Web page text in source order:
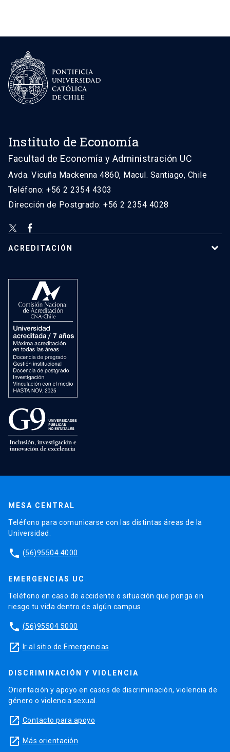
Instituto de Economía
Facultad de Economía y Administración UC
Avda. Vicuña Mackenna 4860, Macul. Santiago, Chile
Teléfono: +56 2 2354 4303
Dirección de Postgrado: +56 2 2354 4028
ACREDITACIÓN
MESA CENTRAL
Teléfono para comunicarse con las distintas áreas de la
Universidad.
phone (56)95504 4000
EMERGENCIAS UC
Teléfono en caso de accidente o situación que ponga en
riesgo tu vida dentro de algún campus.
phone (56)95504 5000
launch Ir al sitio de Emergencias
DISCRIMINACIÓN Y VIOLENCIA
Orientación y apoyo en casos de discriminación, violencia de
género o violencia sexual.
launch Contacto para apoyo
launch Más orientación